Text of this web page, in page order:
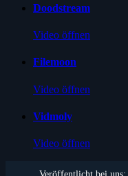
Doodstream
Video öffnen
Filemoon
Video öffnen
Vidmoly
Video öffnen